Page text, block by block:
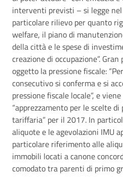
interventi previsti – si legge
particolare rilievo per quanto
welfare, il piano di
della città e le spese di
creazione di occupazione”.
oggetto la pressione fiscale:
consecutivo si conferma e si
pressione fiscale locale”, e
“apprezzamento per le scelte
tariffaria” per il 2017. In
aliquote e le agevolazioni IMU
particolare riferimento alle
immobili locati a canone
comodato tra parenti di primo